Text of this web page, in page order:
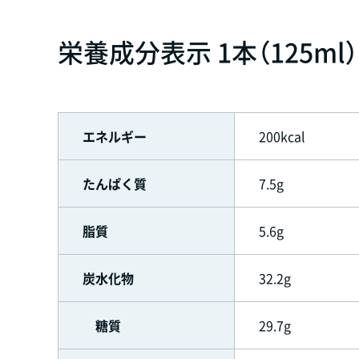
栄養成分表示 1本（125ml
エネルギー 200kcal
たんぱく質 7.5g
脂質 5.6g
炭水化物 32.2g
糖質 29.7g